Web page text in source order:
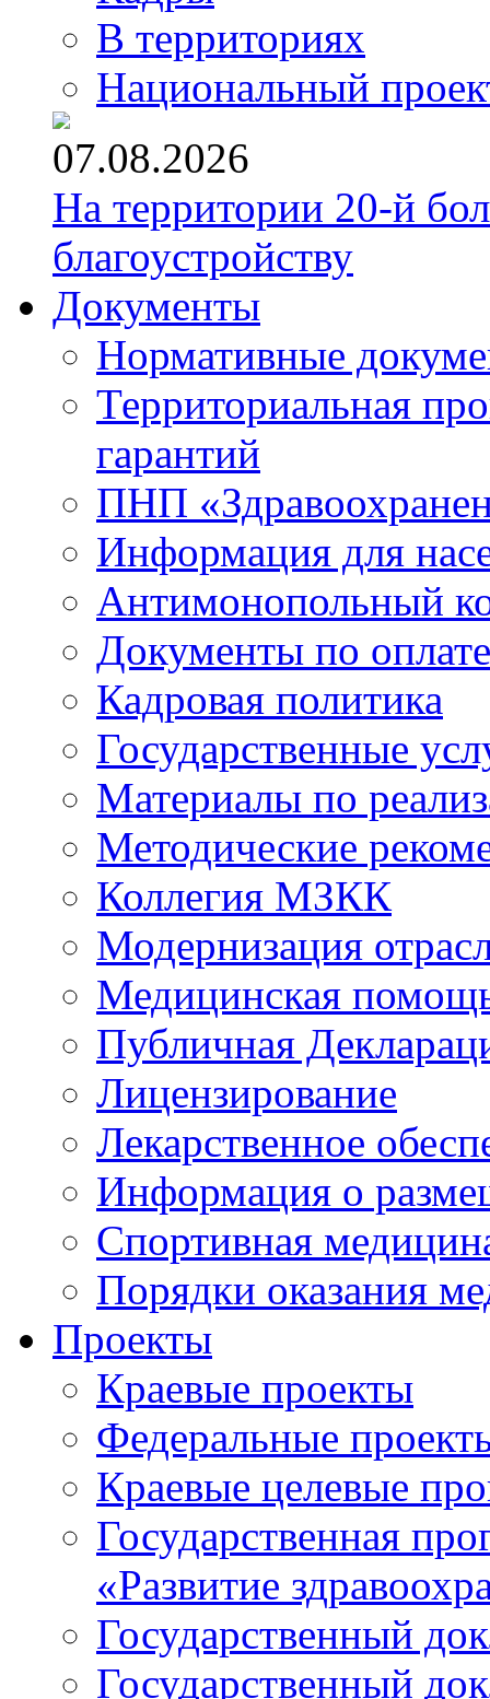
В территориях
Национальный
07.08.2026
На территории 20-й
благоустройству
Документы
Нормативные
Территориальная
гарантий
ПНП
Информация для
Антимонопольный
Документы по
Кадровая политика
Государственные
Материалы по
Методические
Коллегия МЗКК
Модернизация
Медицинская
Публичная
Лицензирование
Лекарственное
Информация о
Спортивная
Порядки оказания
Проекты
Краевые проекты
Федеральные
Краевые целевые
Государственная
«Развитие
Государственный
Государственный